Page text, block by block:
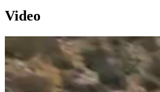
Video